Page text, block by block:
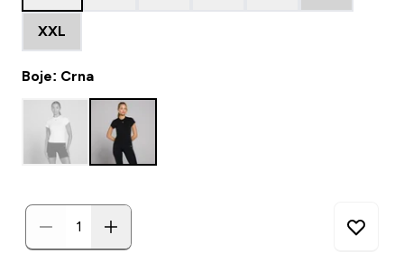
XXL
Boje: Crna